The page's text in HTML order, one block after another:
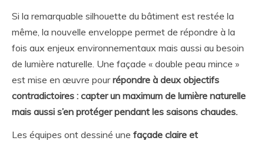
Si la remarquable silhouette du bâtiment est restée la
même, la nouvelle enveloppe permet de répondre à la
fois aux enjeux environnementaux mais aussi au besoin
de lumière naturelle. Une façade « double peau mince »
est mise en œuvre pourrépondre à deux objectifs
contradictoires : capter un maximum de lumière naturelle
mais aussi s’en protéger pendant les saisons chaudes.
Les équipes ont dessiné une façade claire et